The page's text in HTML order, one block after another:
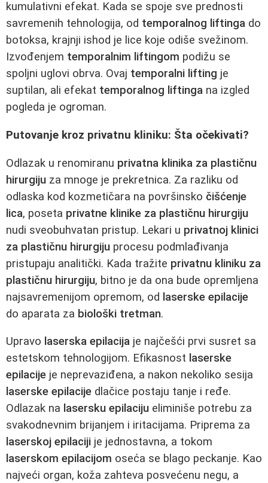
kumulativni efekat. Kada se spoje sve prednosti
savremenih tehnologija, od temporalnog liftinga do
botoksa, krajnji ishod je lice koje odiše svežinom.
Izvođenjem temporalnim liftingom podižu se
spoljni uglovi obrva. Ovaj temporalni lifting je
suptilan, ali efekat temporalnog liftinga na izgled
pogleda je ogroman.
Putovanje kroz privatnu kliniku: Šta očekivati?
Odlazak u renomiranu privatna klinika za plastičnu
hirurgiju za mnoge je prekretnica. Za razliku od
odlaska kod kozmetičara na površinsko čišćenje
lica, poseta privatne klinike za plastičnu hirurgiju
nudi sveobuhvatan pristup. Lekari u privatnoj klinici
za plastičnu hirurgiju procesu podmlađivanja
pristupaju analitički. Kada tražite privatnu kliniku za
plastičnu hirurgiju, bitno je da ona bude opremljena
najsavremenijom opremom, od laserske epilacije
do aparata za biološki tretman.
Upravo laserska epilacija je najčešći prvi susret sa
estetskom tehnologijom. Efikasnost laserske
epilacije je neprevaziđena, a nakon nekoliko sesija
laserske epilacije dlačice postaju tanje i ređe.
Odlazak na lasersku epilaciju eliminiše potrebu za
svakodnevnim brijanjem i iritacijama. Priprema za
laserskoj epilaciji je jednostavna, a tokom
laserskom epilacijom oseća se blago peckanje. Kao
najveći organ, koža zahteva posvećenu negu, a